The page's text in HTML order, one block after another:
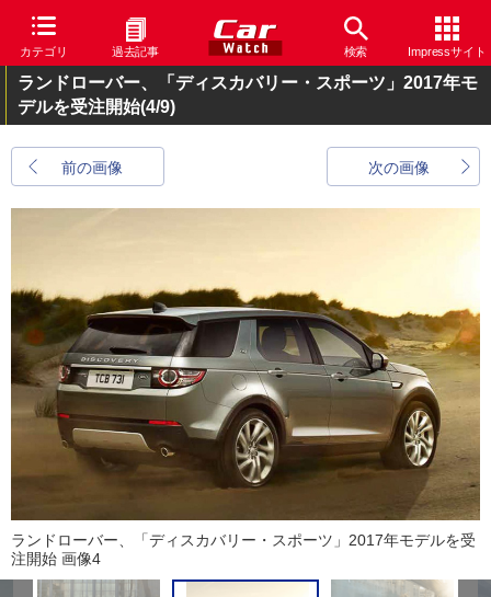
カテゴリ 過去記事 検索 Impressサイト
ランドローバー、「ディスカバリー・スポーツ」2017年モ
デルを受注開始(4/9)
前の画像 次の画像
ランドローバー、「ディスカバリー・スポーツ」2017年モデルを受
注開始 画像4